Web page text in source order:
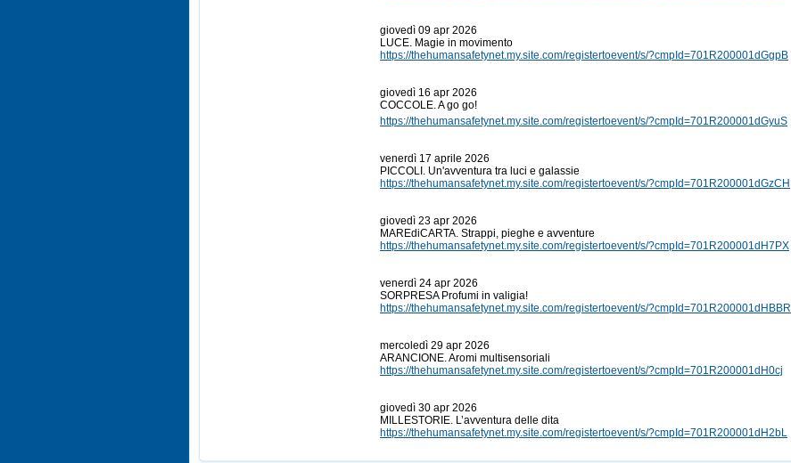
giovedì 09 apr 2026
LUCE. Magie in movimento
https://thehumansafetynet.my.site.com/registertoevent/s/?cmpId=701R200001dGgpB
giovedì 16 apr 2026
COCCOLE. A go go!
https://thehumansafetynet.my.site.com/registertoevent/s/?cmpId=701R200001dGyuS
venerdì 17 aprile 2026
PICCOLI. Un'avventura tra luci e galassie
https://thehumansafetynet.my.site.com/registertoevent/s/?cmpId=701R200001dGzCH
giovedì 23 apr 2026
MAREdiCARTA. Strappi, pieghe e avventure
https://thehumansafetynet.my.site.com/registertoevent/s/?cmpId=701R200001dH7PX
venerdì 24 apr 2026
SORPRESA Profumi in valigia!
https://thehumansafetynet.my.site.com/registertoevent/s/?cmpId=701R200001dHBBR
mercoledì 29 apr 2026
ARANCIONE. Aromi multisensoriali
https://thehumansafetynet.my.site.com/registertoevent/s/?cmpId=701R200001dH0cj
giovedì 30 apr 2026
MILLESTORIE. L’avventura delle dita
https://thehumansafetynet.my.site.com/registertoevent/s/?cmpId=701R200001dH2bL